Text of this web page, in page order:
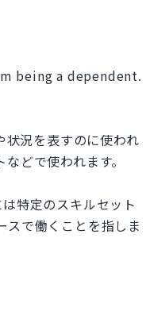
being a dependent.
況を表すのに使われ
どで使われます。
特定のスキルセット
スで働くことを指しま